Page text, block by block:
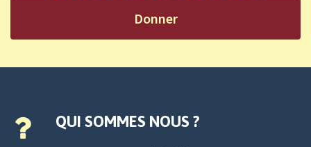
Donner
QUI SOMMES NOUS ?